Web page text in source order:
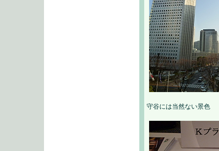
守谷には当然ない景色